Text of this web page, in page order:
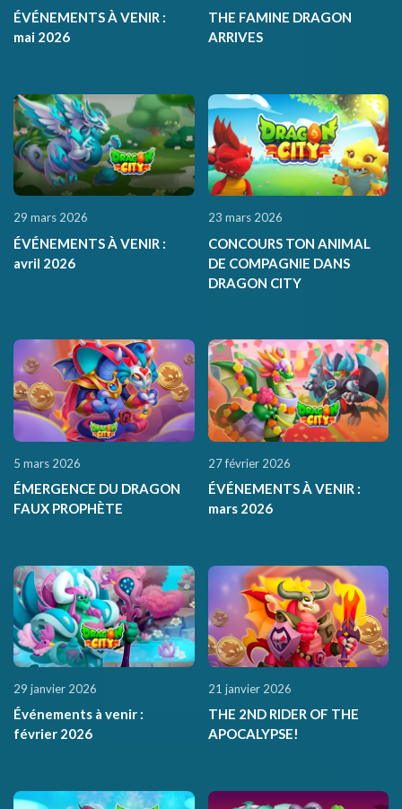
ÉVÉNEMENTS À VENIR :
mai 2026
THE FAMINE DRAGON
ARRIVES
29 mars 2026
ÉVÉNEMENTS À VENIR :
avril 2026
23 mars 2026
CONCOURS TON ANIMAL
DE COMPAGNIE DANS
DRAGON CITY
5 mars 2026
ÉMERGENCE DU DRAGON
FAUX PROPHÈTE
27 février 2026
ÉVÉNEMENTS À VENIR :
mars 2026
29 janvier 2026
Événements à venir :
février 2026
21 janvier 2026
THE 2ND RIDER OF THE
APOCALYPSE!